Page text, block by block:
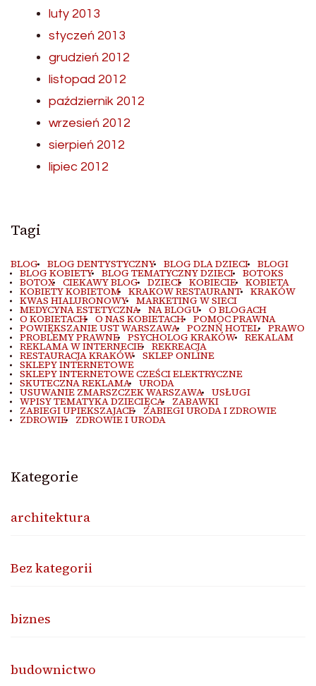
luty 2013
styczeń 2013
grudzień 2012
listopad 2012
październik 2012
wrzesień 2012
sierpień 2012
lipiec 2012
Tagi
BLOG BLOG DENTYSTYCZNY BLOG DLA DZIECI BLOGI
BLOG KOBIETY BLOG TEMATYCZNY DZIECI BOTOKS
BOTOX CIEKAWY BLOG DZIECI KOBIECIE KOBIETA
KOBIETY KOBIETOM KRAKOW RESTAURANT KRAKÓW
KWAS HIALURONOWY MARKETING W SIECI
MEDYCYNA ESTETYCZNA NA BLOGU O BLOGACH
O KOBIETACH O NAS KOBIETACH POMOC PRAWNA
POWIĘKSZANIE UST WARSZAWA POZNŃ HOTEL PRAWO
PROBLEMY PRAWNE PSYCHOLOG KRAKÓW REKALAM
REKLAMA W INTERNECIE REKREACJA
RESTAURACJA KRAKÓW SKLEP ONLINE
SKLEPY INTERNETOWE
SKLEPY INTERNETOWE CZEŚCI ELEKTRYCZNE
SKUTECZNA REKLAMA URODA
USUWANIE ZMARSZCZEK WARSZAWA USŁUGI
WPISY TEMATYKA DZIECIĘCA ZABAWKI
ZABIEGI UPIEKSZAJACE ZABIEGI URODA I ZDROWIE
ZDROWIE ZDROWIE I URODA
Kategorie
architektura
Bez kategorii
biznes
budownictwo